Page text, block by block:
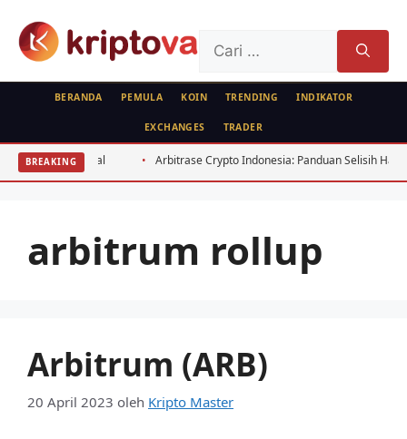
untuk:
BERANDA PEMULA KOIN TRENDING INDIKATOR
EXCHANGES TRADER
BREAKING
7 Fatal Arbitrase Crypto Indonesia: Panduan Selisih Harga
arbitrum rollup
Arbitrum (ARB)
20 April 2023 oleh Kripto Master